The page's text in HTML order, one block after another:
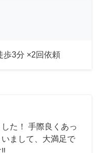
歩3分 ×2回依頼
た！ 手際良くあっ
まして、大満足で